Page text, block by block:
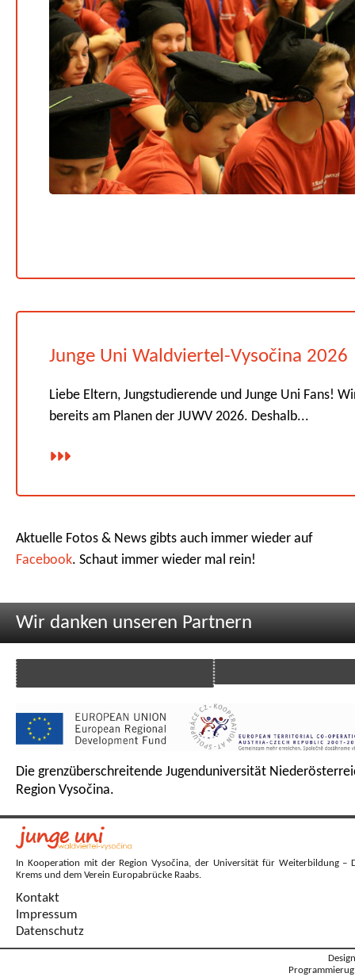
Junge Uni Waldviertel-Vysočina 2026
Liebe Eltern, Jungstudierende und Junge Uni Fans!
bereits am Planen der JUWV 2026. Deshalb...
Aktuelle Fotos & News gibts auch immer wieder auf
Facebook. Schaut immer wieder mal rein!
Wir danken unseren Partnern
Die grenzüberschreitende Jugenduniversität
Region Vysočina.
In Kooperation mit der Region Vysočina, der Universität für Weiterbildung –
Krems und dem Verein Europabrücke Raabs.
Kontakt
Impressum
Datenschutz